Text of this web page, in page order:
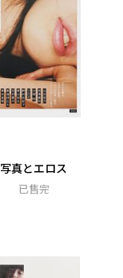
写真とエロス
已售完